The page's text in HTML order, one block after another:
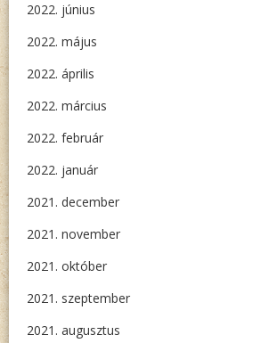
2022. június
2022. május
2022. április
2022. március
2022. február
2022. január
2021. december
2021. november
2021. október
2021. szeptember
2021. augusztus